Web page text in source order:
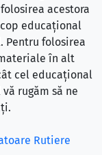
acestora
educațional
Pentru folosirea
în alt
cel educațional
rugăm să ne
Rutiere